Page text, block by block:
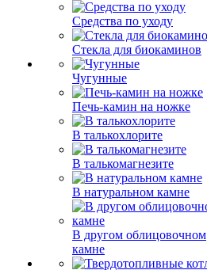
Средства по уходу
Стекла для биокаминов
Чугунные
Печь-камин на ножке
В талькохлорите
В талькомагнезите
В натуральном камне
В другом облицовочном
камне